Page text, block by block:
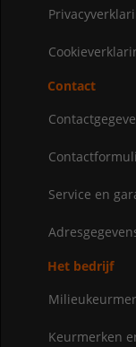
Contact
Service en
Het bedrijf
Keurmerken